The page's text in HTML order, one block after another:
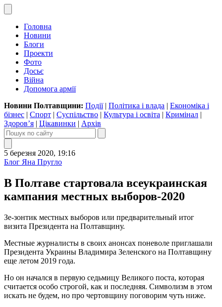
Головна
Новини
Блоги
Проекти
Фото
Досьє
Війна
Допомога армії
Новини Полтавщини: Події| Політика і влада | Економіка і
бізнес | Спорт | Суспільство | Культура і освіта | Кримінал |
Здоров’я | Цікавинки | Архів
5 березня 2020, 19:16
Блог Яна Пругло
В Полтаве стартовала всеукраинская
кампания местных выборов-2020
Зе-зонтик местных выборов или предварительный итог
визита Президента на Полтавщину.
Местные журналисты в своих анонсах поневоле приглашали
Президента Украины Владимира Зеленского на Полтавщину
еще летом 2019 года.
Но он начался в первую седьмицу Великого поста, которая
считается особо строгой, как и последняя. Символизм в этом
искать не будем, но про чертовщину поговорим чуть ниже.